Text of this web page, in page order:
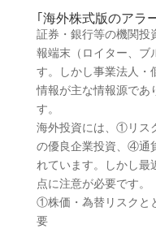
｢海外株式版のアラ
証券・銀行等の機関投
報端末（ロイター、ブ
す。しかし事業法人・
情報が主な情報源であ
す。
海外投資には、①リス
の優良企業投資、④通
れています。しかし最
点に注意が必要です。
①株価・為替リスクと
要